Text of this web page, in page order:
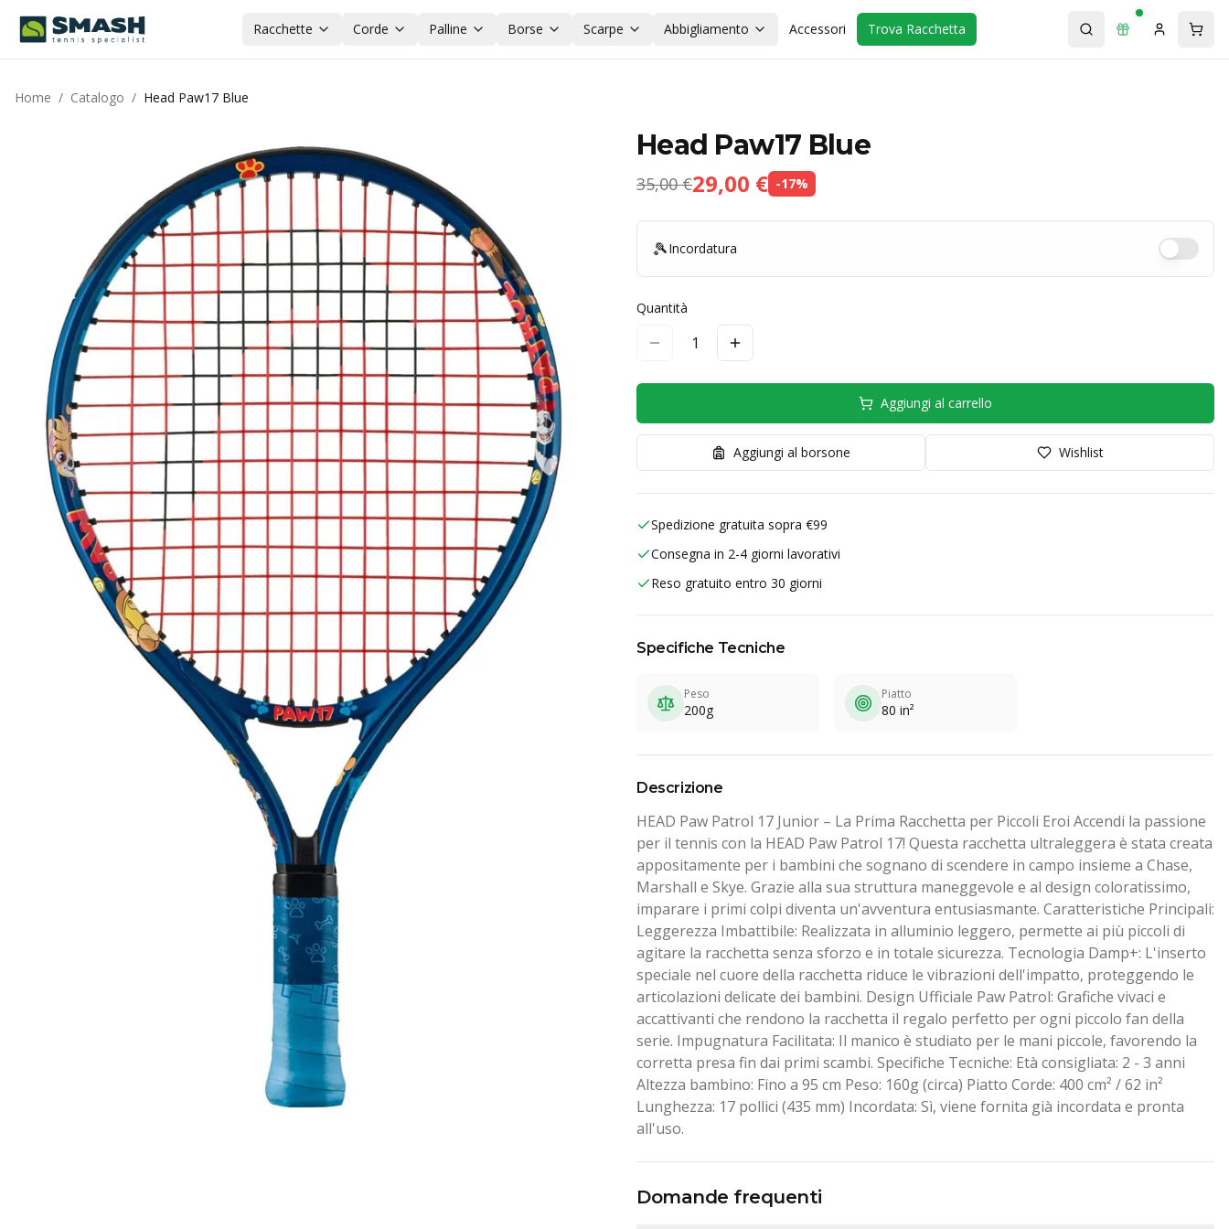
Racchette Corde Palline Borse Scarpe Abbigliamento Accessori Trova Racchetta
Home / Catalogo / Head Paw17 Blue
Head Paw17 Blue
35,00 €29,00 € -17%
🎾Incordatura
Quantità
1
Aggiungi al carrello
Aggiungi al borsone Wishlist
Spedizione gratuita sopra €99
Consegna in 2-4 giorni lavorativi
Reso gratuito entro 30 giorni
Specifiche Tecniche
Peso
200g
Piatto
80 in²
Descrizione
HEAD Paw Patrol 17 Junior – La Prima Racchetta per Piccoli Eroi Accendi la passione
per il tennis con la HEAD Paw Patrol 17! Questa racchetta ultraleggera è stata creata
appositamente per i bambini che sognano di scendere in campo insieme a Chase,
Marshall e Skye. Grazie alla sua struttura maneggevole e al design coloratissimo,
imparare i primi colpi diventa un'avventura entusiasmante. Caratteristiche Principali:
Leggerezza Imbattibile: Realizzata in alluminio leggero, permette ai più piccoli di
agitare la racchetta senza sforzo e in totale sicurezza. Tecnologia Damp+: L'inserto
speciale nel cuore della racchetta riduce le vibrazioni dell'impatto, proteggendo le
articolazioni delicate dei bambini. Design Ufficiale Paw Patrol: Grafiche vivaci e
accattivanti che rendono la racchetta il regalo perfetto per ogni piccolo fan della
serie. Impugnatura Facilitata: Il manico è studiato per le mani piccole, favorendo la
corretta presa fin dai primi scambi. Specifiche Tecniche: Età consigliata: 2 - 3 anni
Altezza bambino: Fino a 95 cm Peso: 160g (circa) Piatto Corde: 400 cm² / 62 in²
Lunghezza: 17 pollici (435 mm) Incordata: Sì, viene fornita già incordata e pronta
all'uso.
Domande frequenti